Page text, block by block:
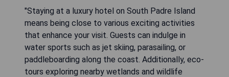
"Staying at a luxury hotel on South Padre Island
means being close to various exciting activities
that enhance your visit. Guests can indulge in
water sports such as jet skiing, parasailing, or
paddleboarding along the coast. Additionally, eco-
tours exploring nearby wetlands and wildlife